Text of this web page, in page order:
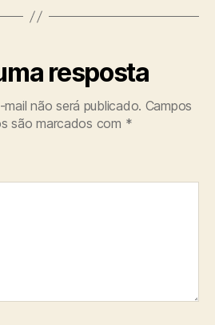
resposta
não será publicado. Campos
são marcados com *